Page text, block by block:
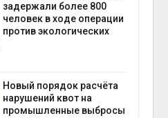
задержали более 800
человек в ходе операции
против экологических
Новый порядок расчёта
нарушений квот на
промышленные выбросы